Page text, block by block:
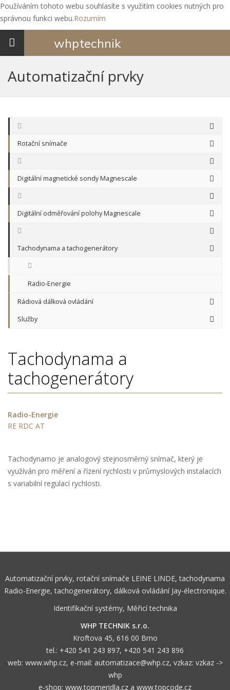
Používáním tohoto webu souhlasíte s využitím cookies nutných pro
správnou funkci webu.Rozumím
Toggle
whptechnik
Automatizační prvky
Rotační snímače
Digitální magnetické sondy Magnescale
Digitální odměřování polohy Magnescale
Tachodynama a tachogenerátory
Radio-Energie
Rádiová dálková ovládání
Služby
Tachodynama a
tachogenerátory
Radio-Energie
RE RDC AT
Tachodynamo je analogový stejnosměrný snímač, který je
využíván pro měření a řízení rychlosti v průmyslových instalacích
s variabilní regulací rychlosti.
Automatizační prvky, rotační snímače LEINE LINDE, tachodynama
Radio-Energie, tachogenerátory, dálková ovládání Jay-électronique.
Identifikační systémy, Měřicí technika
WHP TECHNIK s.r.o.
Kroftova 45, 616 00 Brno
tel.: +420 541 243 897, +420 541 243 896
web: www.whp.cz, e-mail: automatizace@whp.cz, vzkaz: vzkaz ->
whp
e-shop: www.topmeridla.cz a www.topcode.cz